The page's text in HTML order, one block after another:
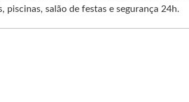
piscinas, salão de festas e segurança 24h.